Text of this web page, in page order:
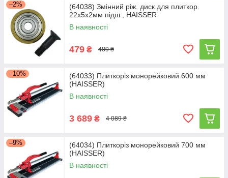
–2%
(64038) Змінний ріж. диск для плиткор.
22x5x2мм підш., HAISSER
В наявності
479 ₴ 489 ₴
–10%
(64033) Плиткоріз монорейковий 600 мм
(HAISSER)
В наявності
3 689 ₴ 4 089 ₴
–9%
(64034) Плиткоріз монорейковий 700 мм
(HAISSER)
В наявності